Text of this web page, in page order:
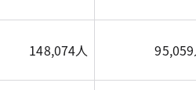
148,074人